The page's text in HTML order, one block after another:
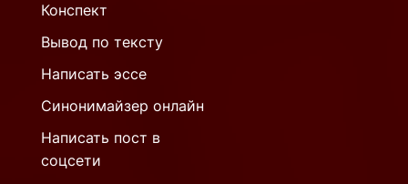
Конспект
Вывод по тексту
Написать эссе
Синонимайзер онлайн
Написать пост в
соцсети